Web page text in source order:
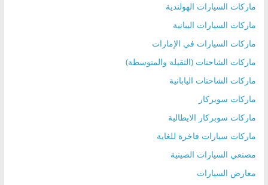
ماركات السيارات الهولندية
ماركات السيارات اليبانية
ماركات السيارات في الإمارات
ماركات الشاحنات (الثقيلة والمتوسطة)
ماركات الشاحنات اليابانية
ماركات سوبركار
ماركات سوبركار الايطالية
ماركات سيارات فاخرة للغاية
مصنعي السيارات الصينية
معارض السيارات